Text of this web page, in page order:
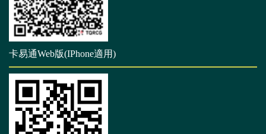
卡易通Web版(IPhone適用)